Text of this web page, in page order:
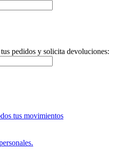
pedidos y solicita devoluciones:
tus movimientos